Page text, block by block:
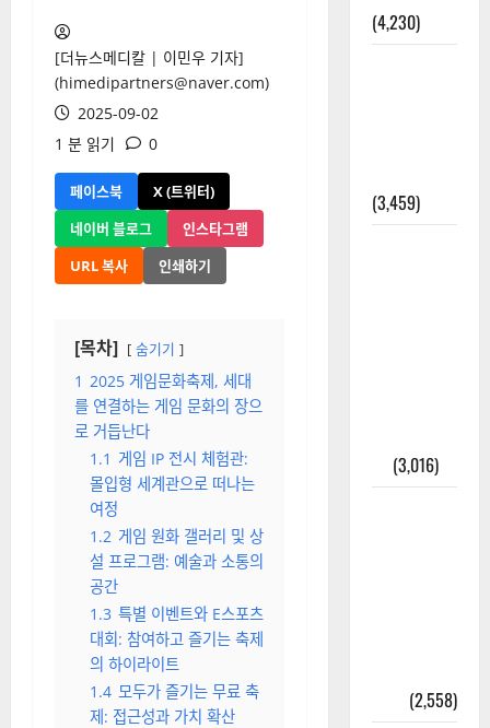
[더뉴스메디칼 | 이민우 기자]
(himedipartners@naver.com)
2025-09-02
1 분 읽기
0
페이스북
X (트위터)
네이버 블로그
인스타그램
URL 복사
인쇄하기
[목차] 숨기기
1 2025 게임문화축제, 세대
를 연결하는 게임 문화의 장으
로 거듭난다
1.1 게임 IP 전시 체험관:
몰입형 세계관으로 떠나는
여정
1.2 게임 원화 갤러리 및 상
설 프로그램: 예술과 소통의
공간
1.3 특별 이벤트와 E스포츠
대회: 참여하고 즐기는 축제
의 하이라이트
1.4 모두가 즐기는 무료 축
제: 접근성과 가치 확산
(4,230)
(3,459)
(3,016)
(2,558)